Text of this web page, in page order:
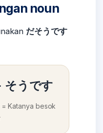
noun
だそうです
そうです
= Katanya besok